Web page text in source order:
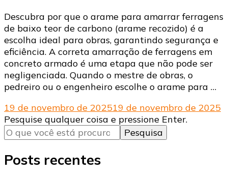
Descubra por que o arame para amarrar ferragens
de baixo teor de carbono (arame recozido) é a
escolha ideal para obras, garantindo segurança e
eficiência. A correta amarração de ferragens em
concreto armado é uma etapa que não pode ser
negligenciada. Quando o mestre de obras, o
pedreiro ou o engenheiro escolhe o arame para …
19 de novembro de 202519 de novembro de 2025
Procurando
algo?
Pesquise qualquer coisa e pressione Enter.
Posts recentes